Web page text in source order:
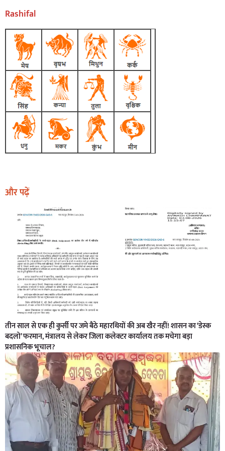
Rashifal
और पढ़ें
तीन साल से एक ही कुर्सी पर जमे बैठे महारथियों की अब खैर नहीं! शासन का ‘डेस्क
बदलो’ फरमान, मंत्रालय से लेकर जिला कलेक्टर कार्यालय तक मचेगा बड़ा
प्रशासनिक भूचाल?